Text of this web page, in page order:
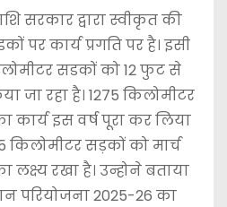
सरकार द्वारा स्वीकृत की
पर कार्य प्रगति पर है। इसी
सडकों को 12 फुट से
जा रहा है। 1275 किलोमीटर
इस वर्ष पूरा कर लिया
सड़कों को मार्च
रखा है। उन्होने बताया
परियोजना 2025-26 का